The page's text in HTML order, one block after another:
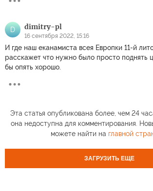
D dimitry-pl
16 сентября 2022, 15:16
И где наш еканамиста всея Европки 11-й
расскажет что нужно было просто поднять
бы опять хорошо.
Эта статья опубликована более, чем 24
она недоступна для комментирования.
можете найти на главной
ЗАГРУЗИТЬ ЕЩЕ